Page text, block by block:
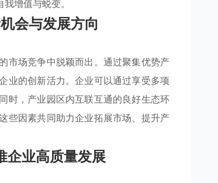
增值与蜕变。
会与发展方向
市场竞争中脱颖而出。通过聚集优势产
业的创新活力。企业可以通过享受多项
时，产业园区内互联互通的良好生态环
些因素共同助力企业拓展市场、提升产
企业高质量发展